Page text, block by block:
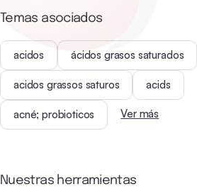
Temas asociados
acidos ácidos grasos saturados
acidos grassos saturos acids
acné; probioticos Ver más
Nuestras herramientas